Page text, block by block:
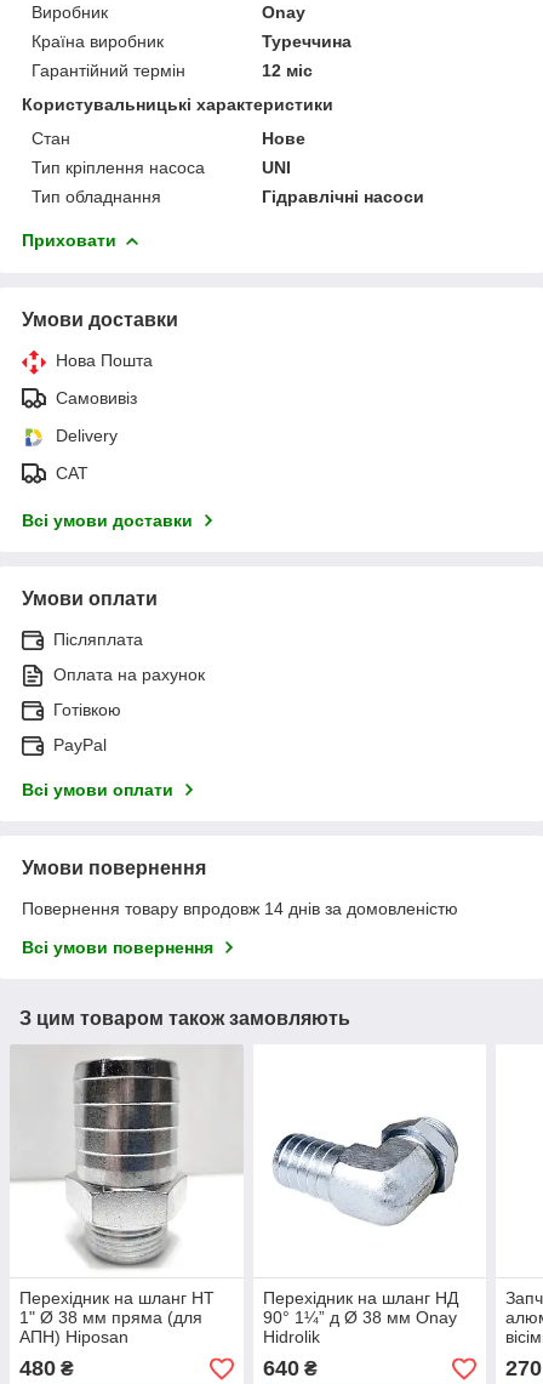
Виробник
Onay
Країна виробник
Туреччина
Гарантійний термін
12 міс
Користувальницькі характеристики
Стан
Нове
Тип кріплення насоса
UNI
Тип обладнання
Гідравлічні насоси
Приховати
Умови доставки
Нова Пошта
Самовивіз
Delivery
САТ
Всі умови доставки
Умови оплати
Післяплата
Оплата на рахунок
Готівкою
PayPal
Всі умови оплати
Умови повернення
Повернення товару впродовж 14 днів за домовленістю
Всі умови повернення
З цим товаром також замовляють
Перехідник на шланг НТ
1" Ø 38 мм пряма (для
АПН) Hiposan
480 ₴
Перехідник на шланг НД
90° 1¼” д Ø 38 мм Onay
Hidrolik
640₴ 270